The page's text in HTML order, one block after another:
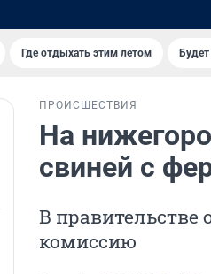
Где отдыхать этим летом
ПРОИСШЕСТВИЯ
На
свиней с
В правительстве
комиссию